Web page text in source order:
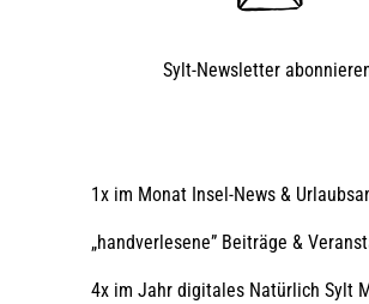
Sylt-Newsletter
1x im Monat Insel-News &
„handverlesene” Beiträge &
4x im Jahr digitales Natürlich Sylt